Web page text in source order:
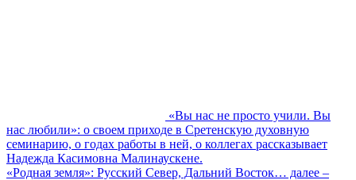
«Вы нас не просто учили. Вы
нас любили»: о своем приходе в Сретенскую духовную
семинарию, о годах работы в ней, о коллегах рассказывает
Надежда Касимовна Малинаускене.
«Родная земля»: Русский Север, Дальний Восток… далее –